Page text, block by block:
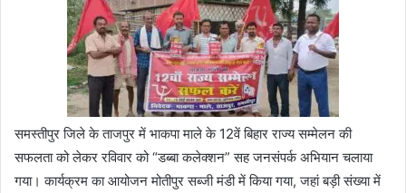
समस्तीपुर जिले के ताजपुर में भाकपा माले के 12वें बिहार राज्य सम्मेलन की
सफलता को लेकर रविवार को “डब्बा कलेक्शन” सह जनसंपर्क अभियान चलाया
गया। कार्यक्रम का आयोजन मोतीपुर सब्जी मंडी में किया गया, जहां बड़ी संख्या में